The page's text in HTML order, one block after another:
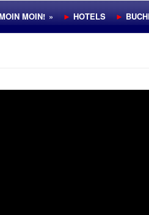
MOIN! » ► HOTELS ►